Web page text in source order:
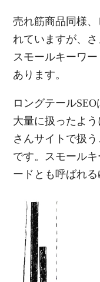
売れ筋商品同様
れていますが、
スモールキーワ
あります。
ロングテール
大量に扱ったよ
さんサイトで扱
です。スモール
ードとも呼ばれる